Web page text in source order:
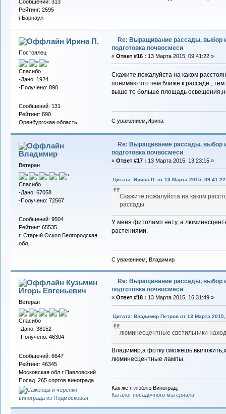
Сообщений: 313
Рейтинг: 2595
г.Барнаул
Ирина П.
Постоялец
Спасибо
-Дано: 1924
-Получено: 890
Сообщений: 131
Рейтинг: 890
Оренбургская область
Re: Выращивание рассады, выбор
подготовка почвосмеси
« Ответ #16 : 13 Марта 2015, 09:41:22 »
Скажите,пожалуйста на каком
понимаю что чем ближе к рассаде ,
выше то больше площадь
С уважением,Ирина
Владимиp
Ветеран
Спасибо
-Дано: 67058
-Получено: 72567
Сообщений: 9504
Рейтинг: 65535
г. Старый Оскол Белгородская
обл.
Re: Выращивание рассады, выбор
подготовка почвосмеси
« Ответ #17 : 13 Марта 2015, 13:23:15 »
Цитата: Ирина П. от 13 Марта 2015, 09:41:22
Скажите,пожалуйста на каком
рассады.
У меня фитоламп нету, а
растениями.
С уважением, Владимир
Кузьмин
Игорь Евгеньевич
Ветеран
Спасибо
-Дано: 38152
-Получено: 46304
Сообщений: 6647
Рейтинг: 46345
Московская обл.г Павловский
Посад. 265 сортов винограда.
Re: Выращивание рассады, выбор
подготовка почвосмеси
« Ответ #18 : 13 Марта 2015, 16:31:49 »
Цитата: Владимир Петров от 13 Марта
люминесцентные светильники
Владимир,а фотку сможешь
люминесцентные лампы.
Как же я люблю Виноград.
Каталог посадочного материала